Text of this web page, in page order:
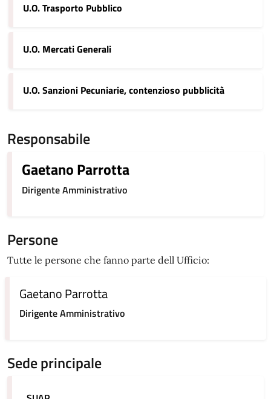
U.O. Trasporto Pubblico
U.O. Mercati Generali
U.O. Sanzioni Pecuniarie, contenzioso pubblicità
Responsabile
Gaetano Parrotta
Dirigente Amministrativo
Persone
Tutte le persone che fanno parte dell Ufficio:
Gaetano Parrotta
Dirigente Amministrativo
Sede principale